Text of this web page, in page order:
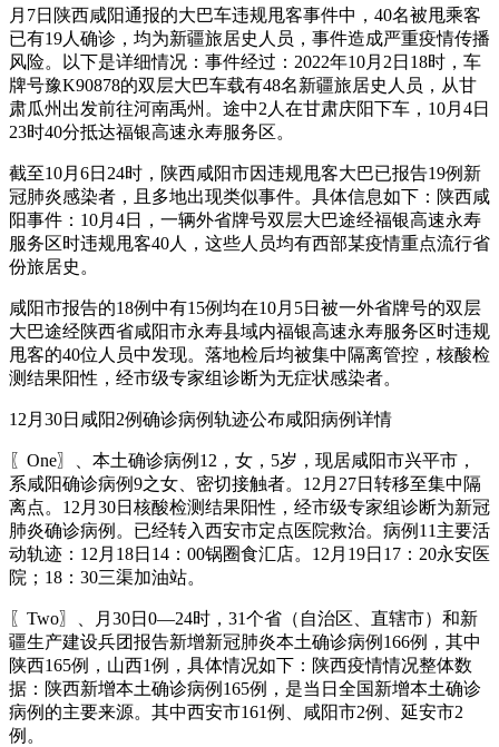
月7日陕西咸阳通报的大巴车违规甩客事件中，40名被甩乘客
已有19人确诊，均为新疆旅居史人员，事件造成严重疫情传播
风险。以下是详细情况：事件经过：2022年10月2日18时，车
牌号豫K90878的双层大巴车载有48名新疆旅居史人员，从甘
肃瓜州出发前往河南禹州。途中2人在甘肃庆阳下车，10月4日
23时40分抵达福银高速永寿服务区。
截至10月6日24时，陕西咸阳市因违规甩客大巴已报告19例新
冠肺炎感染者，且多地出现类似事件。具体信息如下：陕西咸
阳事件：10月4日，一辆外省牌号双层大巴途经福银高速永寿
服务区时违规甩客40人，这些人员均有西部某疫情重点流行省
份旅居史。
咸阳市报告的18例中有15例均在10月5日被一外省牌号的双层
大巴途经陕西省咸阳市永寿县域内福银高速永寿服务区时违规
甩客的40位人员中发现。落地检后均被集中隔离管控，核酸检
测结果阳性，经市级专家组诊断为无症状感染者。
12月30日咸阳2例确诊病例轨迹公布咸阳病例详情
〖One〗、本土确诊病例12，女，5岁，现居咸阳市兴平市，
系咸阳确诊病例9之女、密切接触者。12月27日转移至集中隔
离点。12月30日核酸检测结果阳性，经市级专家组诊断为新冠
肺炎确诊病例。已经转入西安市定点医院救治。病例11主要活
动轨迹：12月18日14：00锅圈食汇店。12月19日17：20永安医
院；18：30三渠加油站。
〖Two〗、月30日0—24时，31个省（自治区、直辖市）和新
疆生产建设兵团报告新增新冠肺炎本土确诊病例166例，其中
陕西165例，山西1例，具体情况如下：陕西疫情情况整体数
据：陕西新增本土确诊病例165例，是当日全国新增本土确诊
病例的主要来源。其中西安市161例、咸阳市2例、延安市2
例。